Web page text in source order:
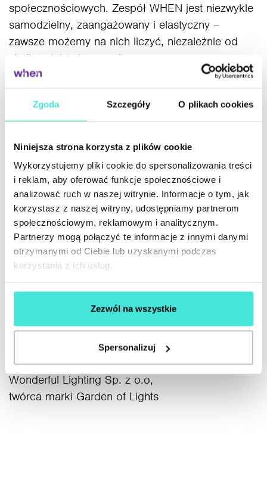
Zgoda Szczegóły O plikach cookies
Niniejsza strona korzysta z plików cookie
Wykorzystujemy pliki cookie do spersonalizowania treści
i reklam, aby oferować funkcje społecznościowe i
analizować ruch w naszej witrynie. Informacje o tym, jak
korzystasz z naszej witryny, udostępniamy partnerom
społecznościowym, reklamowym i analitycznym.
Partnerzy mogą połączyć te informacje z innymi danymi
otrzymanymi od Ciebie lub uzyskanymi podczas
korzystania z ich usług.
Zezwól na wszystkie
Spersonalizuj
społecznościowych. Zespół WHEN jest niezwykle
samodzielny, zaangażowany i elastyczny –
zawsze możemy na nich liczyć, niezależnie od
skali projektu i wyzwań.
doświadczenie zespołu WHEN, ale również ich
zrozumienie dynamiki sezonowego produktu oraz
skuteczne podejście do zarządzania wieloma
kampaniami równolegle. To agencja, która potrafi
połączyć kreatywność z precyzją realizacyjną,
zarówno na poziomie lokalnym, jak i globalnym.
Z pełnym przekonaniem rekomendujemy agencję
WHEN jako partnera marketingowego dla
projektów, które mają ambicję wykraczać poza
międzynarodowej sile oddziaływania.
Michał Chojnacki
Wonderful Lighting Sp. z o.o,
twórca marki Garden of Lights